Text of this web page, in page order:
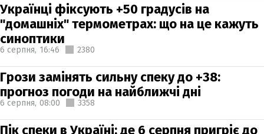
Українці фіксують +50 градусів на
"домашніх" термометрах: що на це кажуть
синоптики
6 серпня, 16:46 2380
Грози замінять сильну спеку до +38:
прогноз погоди на найближчі дні
6 серпня, 08:00 3358
Пік спеки в Україні: де 6 серпня пригріє до